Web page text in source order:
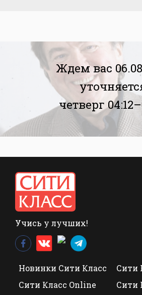
Ждем вас
четверг
Учись у лучших!
Новинки Сити Класс
Сити
Сити Класс Online
Сити